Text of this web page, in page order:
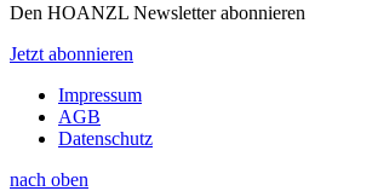
Den HOANZL Newsletter abonnieren
Jetzt abonnieren
Impressum
AGB
Datenschutz
nach oben